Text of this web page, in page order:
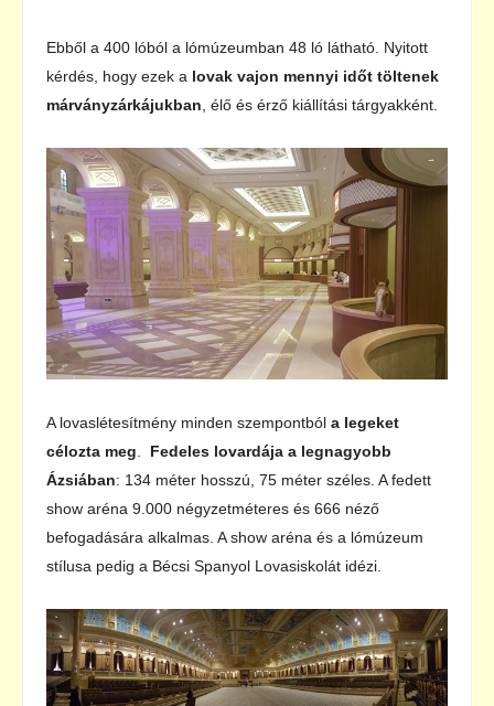
Ebből a 400 lóból a lómúzeumban 48 ló látható. Nyitott
kérdés, hogy ezek a lovak vajon mennyi időt töltenek
márványzárkájukban , élő és érző kiállítási tárgyakként.
A lovaslétesítmény minden szempontból a legeket
célozta meg. Fedeles lovardája a legnagyobb
Ázsiában: 134 méter hosszú, 75 méter széles. A fedett
show aréna 9.000 négyzetméteres és 666 néző
befogadására alkalmas. A show aréna és a lómúzeum
stílusa pedig a Bécsi Spanyol Lovasiskolát idézi.